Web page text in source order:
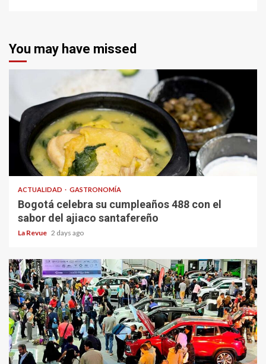
You may have missed
ACTUALIDAD GASTRONOMÍA
Bogotá celebra su cumpleaños 488 con el
sabor del ajiaco santafereño
La Revue 2 days ago